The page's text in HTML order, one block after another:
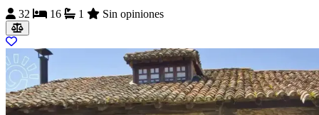
32
16 1 Sin opiniones